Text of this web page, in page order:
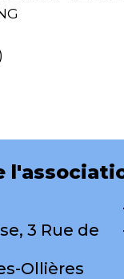
3 Rue de
Ollières